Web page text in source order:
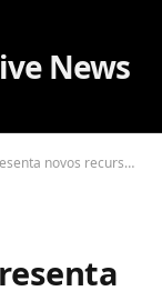
e de IA para aumentar a produtividade das equipas